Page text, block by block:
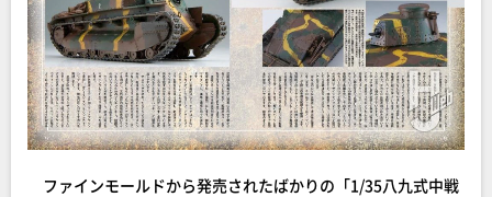
ファインモールドから発売されたばかりの「1/35八九式中戦